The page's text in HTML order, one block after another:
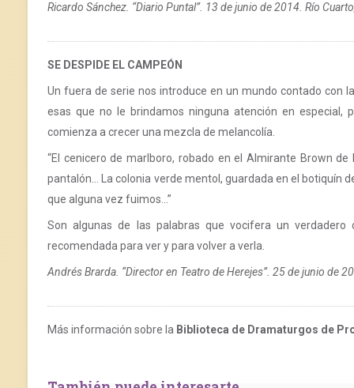
Ricardo Sánchez. “Diario Puntal”. 13 de junio de 2014. Río
SE DESPIDE EL CAMPEÓN
Un fuera de serie nos introduce en un mundo contado con
esas que no le brindamos ninguna atención en especial,
comienza a crecer una mezcla de melancolía.
“El cenicero de marlboro, robado en el Almirante Brown
pantalón… La colonia verde mentol, guardada en el botiquín
que alguna vez fuimos…”
Son algunas de las palabras que vocifera un
recomendada para ver y para volver a verla.
Andrés Brarda. “Director en Teatro de Herejes”. 25 de junio de
Más información sobre la Biblioteca de Dramaturgos de